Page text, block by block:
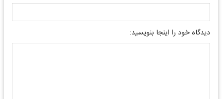
دیدگاه خود را اینجا بنویسید: